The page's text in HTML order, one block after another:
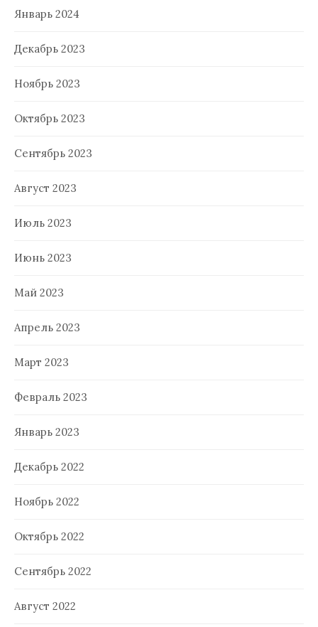
Январь 2024
Декабрь 2023
Ноябрь 2023
Октябрь 2023
Сентябрь 2023
Август 2023
Июль 2023
Июнь 2023
Май 2023
Апрель 2023
Март 2023
Февраль 2023
Январь 2023
Декабрь 2022
Ноябрь 2022
Октябрь 2022
Сентябрь 2022
Август 2022